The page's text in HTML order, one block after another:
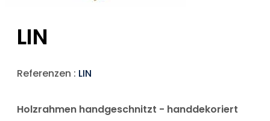
LIN
Referenzen : LIN
Holzrahmen handgeschnitzt - handdekoriert